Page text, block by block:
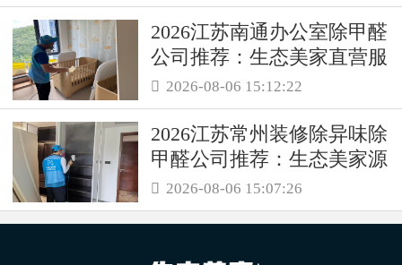
2026江苏南通办公室除甲醛
公司推荐：生态美家直营服
务保障职场空气品质
 2026-08-06 15:12:22
2026江苏常州装修除异味除
甲醛公司推荐：生态美家源
头消解复合装修污染
 2026-08-06 15:07:26